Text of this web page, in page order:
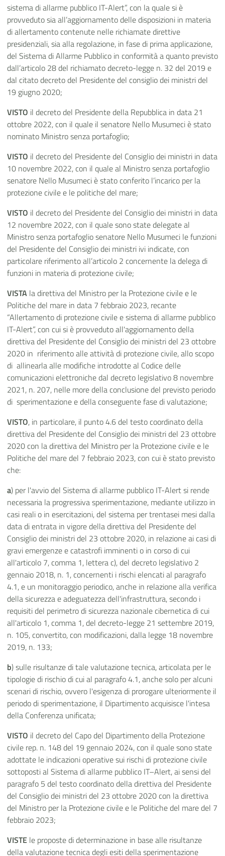
sistema di allarme pubblico IT-Alert”, con la quale si è
provveduto sia all’aggiornamento delle disposizioni in materia
di allertamento contenute nelle richiamate direttive
presidenziali, sia alla regolazione, in fase di prima applicazione,
del Sistema di Allarme Pubblico in conformità a quanto previsto
dall’articolo 28 del richiamato decreto-legge n. 32 del 2019 e
dal citato decreto del Presidente del consiglio dei ministri del
19 giugno 2020;
VISTO il decreto del Presidente della Repubblica in data 21
ottobre 2022, con il quale il senatore Nello Musumeci è stato
nominato Ministro senza portafoglio;
VISTO il decreto del Presidente del Consiglio dei ministri in data
10 novembre 2022, con il quale al Ministro senza portafoglio
senatore Nello Musumeci è stato conferito l’incarico per la
protezione civile e le politiche del mare;
VISTO il decreto del Presidente del Consiglio dei ministri in data
12 novembre 2022, con il quale sono state delegate al
Ministro senza portafoglio senatore Nello Musumeci le funzioni
del Presidente del Consiglio dei ministri ivi indicate, con
particolare riferimento all’articolo 2 concernente la delega di
funzioni in materia di protezione civile;
VISTA la direttiva del Ministro per la Protezione civile e le
Politiche del mare in data 7 febbraio 2023, recante
“Allertamento di protezione civile e sistema di allarme pubblico
IT-Alert”, con cui si è provveduto all'aggiornamento della
direttiva del Presidente del Consiglio dei ministri del 23 ottobre
2020 in riferimento alle attività di protezione civile, allo scopo
di allinearla alle modifiche introdotte al Codice delle
comunicazioni elettroniche dal decreto legislativo 8 novembre
2021, n. 207, nelle more della conclusione del previsto periodo
di sperimentazione e della conseguente fase di valutazione;
VISTO, in particolare, il punto 4.6 del testo coordinato della
direttiva del Presidente del Consiglio dei ministri del 23 ottobre
2020 con la direttiva del Ministro per la Protezione civile e le
Politiche del mare del 7 febbraio 2023, con cui è stato previsto
che:
a) per l'avvio del Sistema di allarme pubblico IT-Alert si rende
necessaria la progressiva sperimentazione, mediante utilizzo in
casi reali o in esercitazioni, del sistema per trentasei mesi dalla
data di entrata in vigore della direttiva del Presidente del
Consiglio dei ministri del 23 ottobre 2020, in relazione ai casi di
gravi emergenze e catastrofi imminenti o in corso di cui
all'articolo 7, comma 1, lettera c), del decreto legislativo 2
gennaio 2018, n. 1, concernenti i rischi elencati al paragrafo
4.1, e un monitoraggio periodico, anche in relazione alla verifica
della sicurezza e adeguatezza dell'infrastruttura, secondo i
requisiti del perimetro di sicurezza nazionale cibernetica di cui
all'articolo 1, comma 1, del decreto-legge 21 settembre 2019,
n. 105, convertito, con modificazioni, dalla legge 18 novembre
2019, n. 133;
b) sulle risultanze di tale valutazione tecnica, articolata per le
tipologie di rischio di cui al paragrafo 4.1, anche solo per alcuni
scenari di rischio, ovvero l'esigenza di prorogare ulteriormente il
periodo di sperimentazione, il Dipartimento acquisisce l'intesa
della Conferenza unificata;
VISTO il decreto del Capo del Dipartimento della Protezione
civile rep. n. 148 del 19 gennaio 2024, con il quale sono state
adottate le indicazioni operative sui rischi di protezione civile
sottoposti al Sistema di allarme pubblico IT–Alert, ai sensi del
paragrafo 5 del testo coordinato della direttiva del Presidente
del Consiglio dei ministri del 23 ottobre 2020 con la direttiva
del Ministro per la Protezione civile e le Politiche del mare del 7
febbraio 2023;
VISTE le proposte di determinazione in base alle risultanze
della valutazione tecnica degli esiti della sperimentazione